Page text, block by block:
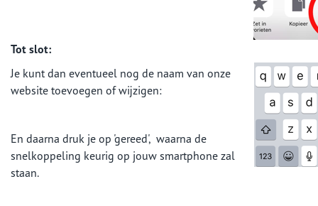
Tot slot:
Je kunt dan eventueel nog de naam van onze
website toevoegen of wijzigen:
En daarna druk je op 'gereed', waarna de
snelkoppeling keurig op jouw smartphone zal
staan.